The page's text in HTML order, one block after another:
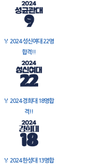
🏅 2024 성신여대 22명
합격!!
🏅 2024 경희대 18명합
격!!
🏅 2024 한성대 13명합